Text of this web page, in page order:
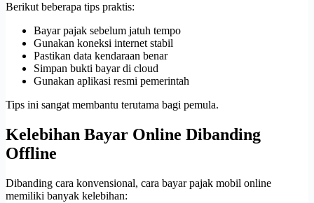
Berikut beberapa tips praktis:
Bayar pajak sebelum jatuh tempo
Gunakan koneksi internet stabil
Pastikan data kendaraan benar
Simpan bukti bayar di cloud
Gunakan aplikasi resmi pemerintah
Tips ini sangat membantu terutama bagi pemula.
Kelebihan Bayar Online Dibanding
Offline
Dibanding cara konvensional, cara bayar pajak mobil online
memiliki banyak kelebihan: